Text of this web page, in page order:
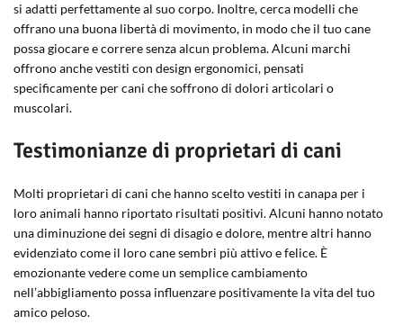
si adatti perfettamente al suo corpo. Inoltre, cerca modelli che
offrano una buona libertà di movimento, in modo che il tuo cane
possa giocare e correre senza alcun problema. Alcuni marchi
offrono anche vestiti con design ergonomici, pensati
specificamente per cani che soffrono di dolori articolari o
muscolari.
Testimonianze di proprietari di cani
Molti proprietari di cani che hanno scelto vestiti in canapa per i
loro animali hanno riportato risultati positivi. Alcuni hanno notato
una diminuzione dei segni di disagio e dolore, mentre altri hanno
evidenziato come il loro cane sembri più attivo e felice. È
emozionante vedere come un semplice cambiamento
nell’abbigliamento possa influenzare positivamente la vita del tuo
amico peloso.